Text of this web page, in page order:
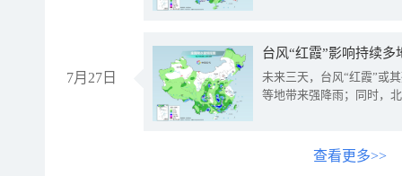
7月27日
台风“红霞”影响持续
未来三天，台风“红霞”或
等地带来强降雨；同时，
查看更多>>